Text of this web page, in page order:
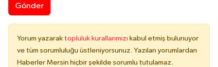
Gönder
Yorum yazarak topluluk kurallarımızı kabul etmiş bulunuyor
ve tüm sorumluluğu üstleniyorsunuz. Yazılan yorumlardan
Haberler Mersin hiçbir şekilde sorumlu tutulamaz.